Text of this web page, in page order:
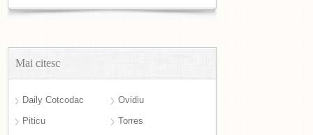
Mai citesc
Daily Cotcodac
Ovidiu
Piticu
Torres